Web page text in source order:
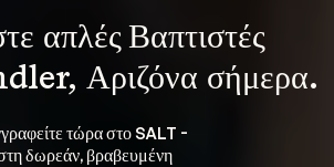
απλές Βαπτιστές
Αριζόνα σήμερα.
τώρα στο SALT -
δωρεάν, βραβευμένη